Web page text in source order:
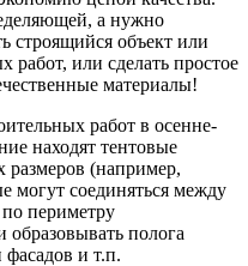
а нужно
строящийся объект или
работ, или сделать простое
материалы!
работ в осенне-
находят тентовые
размеров (например,
могут соединяться между
периметру
образовывать полога
и т.п.